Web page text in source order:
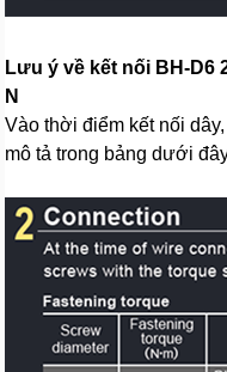
Lưu ý về kết nối BH-D6
N
Vào thời điểm kết nối
mô tả trong bảng dưới